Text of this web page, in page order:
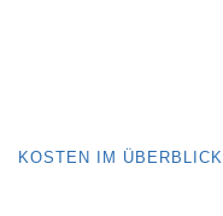
KOSTEN IM ÜBERBLICK